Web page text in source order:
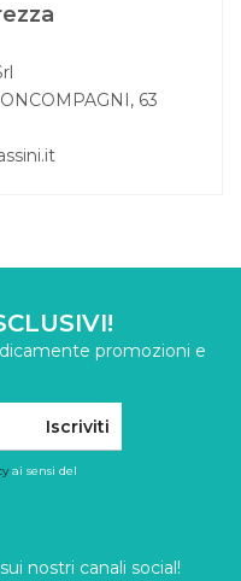
63
promozioni e
Iscriviti
ai sensi del
nostri canali social!